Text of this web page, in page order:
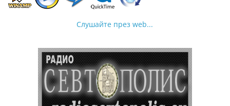
Слушайте през web...